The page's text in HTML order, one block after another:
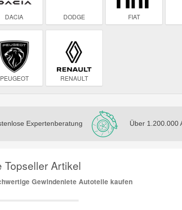
DACIA DODGE FIAT
PEUGEOT RENAULT
Expertenberatung Über 1.200.000
Topseller Artikel
Gewindeniete Autoteile kaufen